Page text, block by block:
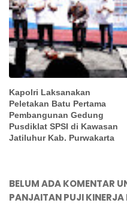
Kapolri Laksanakan
Peletakan Batu Pertama
Pembangunan Gedung
Pusdiklat SPSI di Kawasan
Jatiluhur Kab. Purwakarta
BELUM ADA KOMENTAR
PANJAITAN PUJI